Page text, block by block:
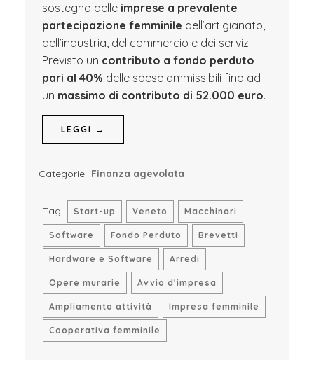
sostegno delle imprese a prevalente
partecipazione femminile dell’artigianato,
dell’industria, del commercio e dei servizi.
Previsto un contributo a fondo perduto
pari al 40% delle spese ammissibili fino ad
un massimo di contributo di 52.000 euro.
LEGGI →
Categorie: Finanza agevolata
Tag: Start-up Veneto Macchinari
Software Fondo Perduto Brevetti
Hardware e Software Arredi
Opere murarie Avvio d'impresa
Ampliamento attività Impresa femminile
Cooperativa femminile